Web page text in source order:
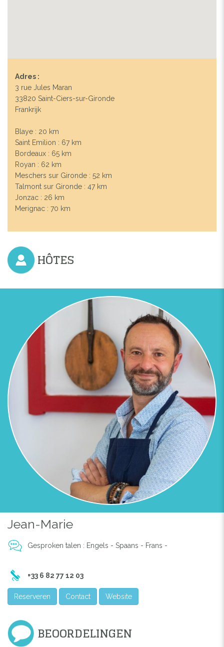
Adres :
3 rue Jules Maran
33820 Saint-Ciers-sur-Gironde
Frankrijk
Blaye : 20 km
Saint Emilion : 67 km
Bordeaux : 65 km
Royan : 62 km
Meschers sur Gironde : 52 km
Talmont sur Gironde : 47 km
Jonzac : 26 km
Merignac : 70 km
HÔTES
Jean-Marie
Gesproken talen : Engels - Spaans - Frans -
+33 6 82 77 12 03
Reserveren Contact Website
BEOORDELINGEN